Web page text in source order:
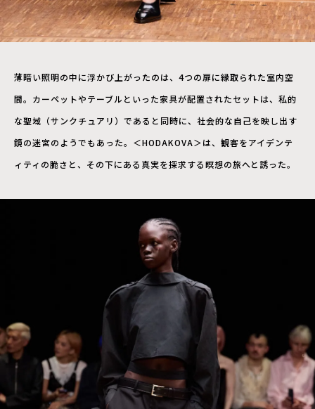
薄暗い照明の中に浮かび上がったのは、4つの扉に縁取られた室内空
間。カーペットやテーブルといった家具が配置されたセットは、私的
な聖域（サンクチュアリ）であると同時に、社会的な自己を映し出す
鏡の迷宮のようでもあった。＜HODAKOVA＞は、観客をアイデンテ
ィティの脆さと、その下にある真実を探求する瞑想の旅へと誘った。